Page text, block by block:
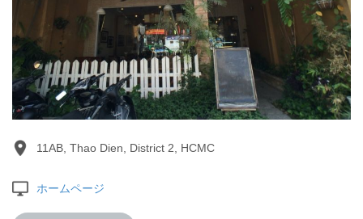
11AB, Thao Dien, District 2, HCMC
ホームページ